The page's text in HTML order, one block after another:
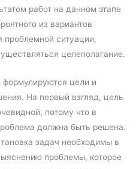
работ на данном этапе
из вариантов
проблемной ситуации,
целеполагание.
формулируются цели и
На первый взгляд, цель
потому что в
должна быть решена.
задач необходимы в
проблемы, которое